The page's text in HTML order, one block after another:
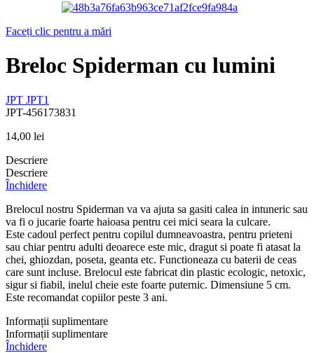
Faceți clic pentru a mări
Breloc Spiderman cu lumini
JPT JPT1
JPT-456173831
14,00 lei
Descriere
Descriere
Închidere
Brelocul nostru Spiderman va va ajuta sa gasiti calea in intuneric sau
va fi o jucarie foarte haioasa pentru cei mici seara la culcare.
Este cadoul perfect pentru copilul dumneavoastra, pentru prieteni
sau chiar pentru adulti deoarece este mic, dragut si poate fi atasat la
chei, ghiozdan, poseta, geanta etc. Functioneaza cu baterii de ceas
care sunt incluse. Brelocul este fabricat din plastic ecologic, netoxic,
sigur si fiabil, inelul cheie este foarte puternic. Dimensiune 5 cm.
Este recomandat copiilor peste 3 ani.
Informații suplimentare
Informații suplimentare
Închidere